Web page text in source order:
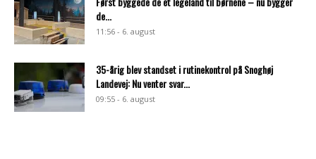
de...
11:56 - 6. august
35-årig blev standset i rutinekontrol på Snoghøj
Landevej: Nu venter svar...
09:55 - 6. august